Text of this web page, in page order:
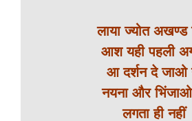
लाया ज्योत अखण्ड
आश यही पहली
आ दर्शन दे जाओ
नयना और भिंजाओ
लगता ही नहीं